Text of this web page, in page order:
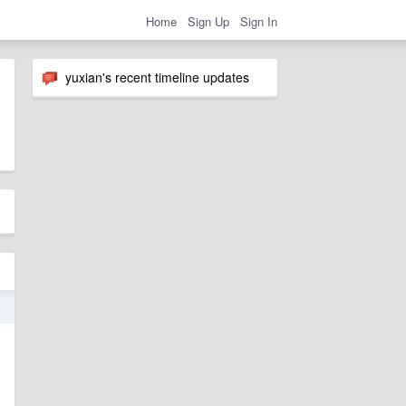
Home Sign Up Sign In
yuxian's recent timeline updates